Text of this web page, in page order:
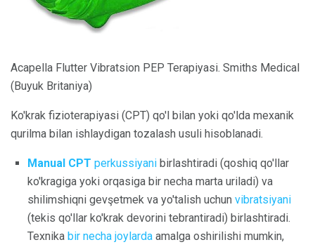
Acapella Flutter Vibratsion PEP Terapiyasi. Smiths Medical
(Buyuk Britaniya)
Ko'krak fizioterapiyasi (CPT) qo'l bilan yoki qo'lda mexanik
qurilma bilan ishlaydigan tozalash usuli hisoblanadi.
Manual CPT perkussiyani birlashtiradi (qoshiq qo'llar
ko'kragiga yoki orqasiga bir necha marta uriladi) va
shilimshiqni gevşetmek va yo'talish uchun vibratsiyani
(tekis qo'llar ko'krak devorini tebrantiradi) birlashtiradi.
Texnika bir necha joylarda amalga oshirilishi mumkin,